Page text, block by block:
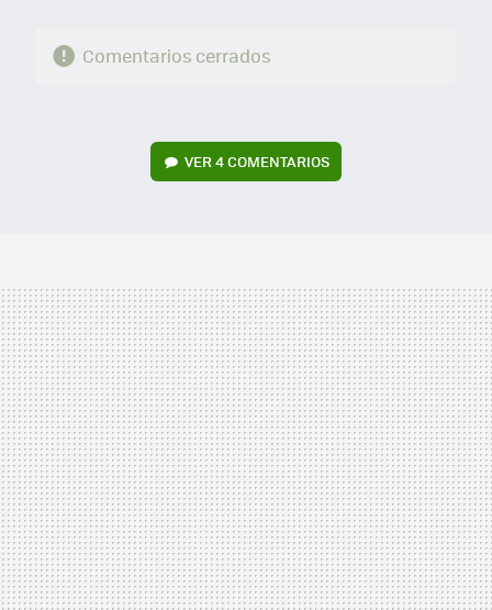
Comentarios cerrados
VER4 COMENTARIOS